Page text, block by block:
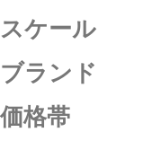
スケール
ブランド
価格帯